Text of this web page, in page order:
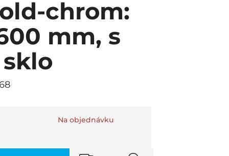
chrom:
mm, s
Na objednávku